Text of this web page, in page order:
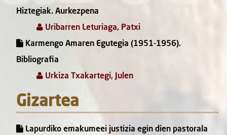
Hiztegiak. Aurkezpena
Uribarren Leturiaga, Patxi
Karmengo Amaren Egutegia (1951-1956).
Bibliografia
Urkiza Txakartegi, Julen
Gizartea
Lapurdiko emakumeei justizia egin dien pastorala